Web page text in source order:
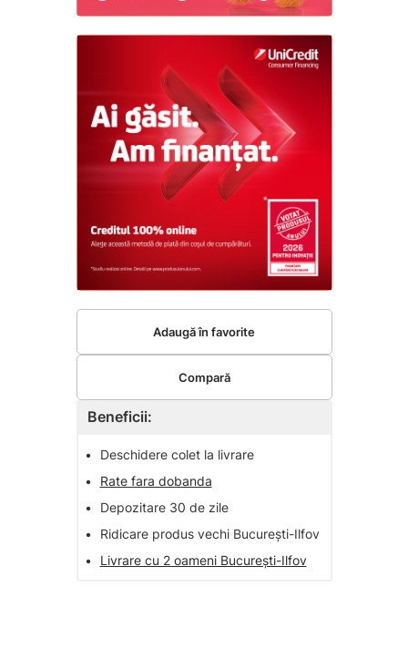
Beneficii:
•
Deschidere colet la livrare
•
Rate fara dobanda
•
Depozitare 30 de zile
•
Ridicare produs vechi București-Ilfov
•
Livrare cu 2 oameni București-Ilfov
Adaugă în favorite
Compară